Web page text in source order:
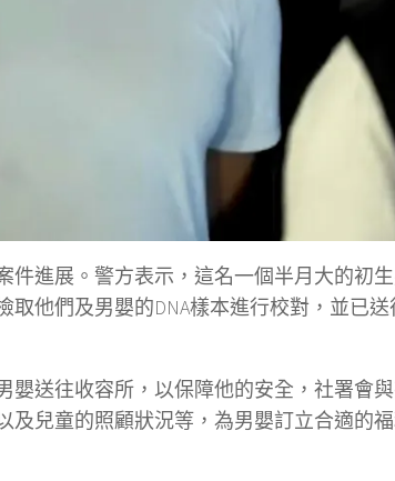
進展。警方表示，這名一個半月大的初
他們及男嬰的DNA樣本進行校對，並已
送往收容所，以保障他的安全，社署會
兒童的照顧狀況等，為男嬰訂立合適的